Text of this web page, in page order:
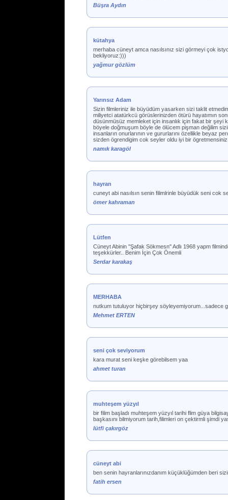
Büşra Aydın
kütahya
merhaba cüneyt amca nasılsınız sizi görmeyi çok
bekliyoruz:)))
yağmur gözlüm
Yarınsız Adam
Sizin filmleriniz ile büyüdüm yasarken sizi taklit
miliyetci atatürkcü görüslerinizden ötürü hayatımın
düsünmüsüz memleket için insanlık için fakat bir şeyi
böyele doğmuşum böyle de ölücem pişman değilim
insanların onurlarının ve gururlarını özellikle beyaz
sizden ögrendigim cok seyler oldu iyi bir
namık karagöl
hayran
cuneyt abi nasılsın senin filimlrinle büyüdük seni cok
ömer kahraman
Lütfen
Cüneyt Abinin ''Şafak Sökmesn'' Adlı 1968 yapm
teşekkürler.. Benim İçin Çok Önemli
Serdar karakaş
MERHABA
nutkum tutuluyor hiçbirşey söyleyemiyorum...sadece
Mehmet ERTEN
seni çok seviyorum
kara murat seni keşke görebilsem yaa
ahmet turan
muhteşem yüzyıl
bir filim başladı muhteşem yüzyıl tarihi flim güya
başkasını bilmiyorum tarih,filimleri on çektirmli şimdi
lütfi çakırgöz
cüneyt abi
ben senin hayranlarınızdanım küçüklüğümden beri
fatih ersen